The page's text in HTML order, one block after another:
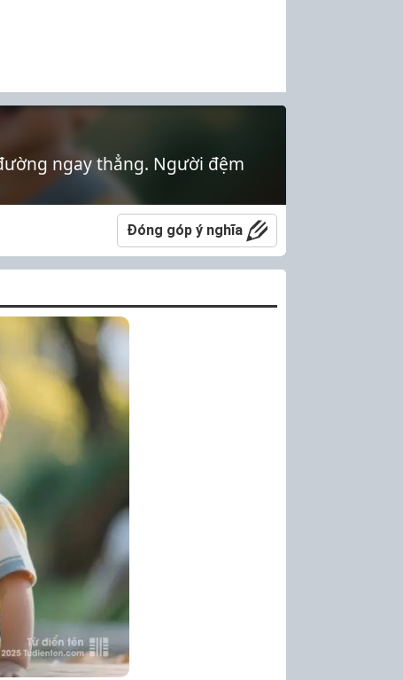
ngay thẳng. Người đệm
Đóng góp ý nghĩa